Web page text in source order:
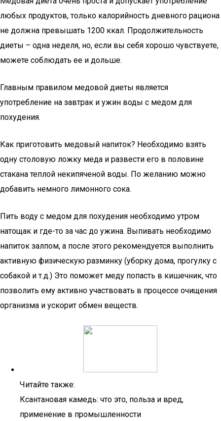
любых продуктов, только калорийность дневного рациона
не должна превышать 1200 ккал. Продолжительность
диеты – одна неделя, но, если вы себя хорошо чувствуете,
можете соблюдать ее и дольше.
Главным правилом медовой диеты является
употребление на завтрак и ужин воды с медом для
похудения.
Как приготовить медовый напиток? Необходимо взять
одну столовую ложку меда и развести его в половине
стакана теплой некипяченой воды. По желанию можно
добавить немного лимонного сока.
Пить воду с медом для похудения необходимо утром
натощак и где-то за час до ужина. Выпивать необходимо
напиток залпом, а после этого рекомендуется выполнить
активную физическую разминку (уборку дома, прогулку с
собакой и т.д.) Это поможет меду попасть в кишечник, что
позволить ему активно участвовать в процессе очищения
организма и ускорит обмен веществ.
Читайте также:
Ксантановая камедь: что это, польза и вред,
применение в промышленности